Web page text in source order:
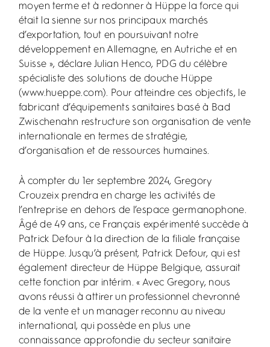
moyen terme et à redonner à Hüppe la force qui
était la sienne sur nos principaux marchés
d’exportation, tout en poursuivant notre
développement en Allemagne, en Autriche et en
Suisse », déclare Julian Henco, PDG du célèbre
spécialiste des solutions de douche Hüppe
(www.hueppe.com). Pour atteindre ces objectifs, le
fabricant d’équipements sanitaires basé à Bad
Zwischenahn restructure son organisation de vente
internationale en termes de stratégie,
d’organisation et de ressources humaines.
À compter du 1er septembre 2024, Gregory
Crouzeix prendra en charge les activités de
l’entreprise en dehors de l’espace germanophone.
Âgé de 49 ans, ce Français expérimenté succède à
Patrick Defour à la direction de la filiale française
de Hüppe. Jusqu’à présent, Patrick Defour, qui est
également directeur de Hüppe Belgique, assurait
cette fonction par intérim. « Avec Gregory, nous
avons réussi à attirer un professionnel chevronné
de la vente et un manager reconnu au niveau
international, qui possède en plus une
connaissance approfondie du secteur sanitaire